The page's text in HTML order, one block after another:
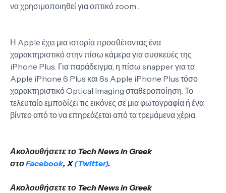
να χρησιμοποιηθεί για οπτικό zoom .
Η Apple έχει μια ιστορία προσθέτοντας ένα
χαρακτηριστικό στην πίσω κάμερα για συσκευές της
iPhone Plus. Για παράδειγμα, η πίσω snapper για τα
Apple iPhone 6 Plus και 6s Apple iPhone Plus τόσο
χαρακτηριστικό Optical Imaging σταθεροποίηση. Το
τελευταίο εμποδίζει τις εικόνες σε μια φωτογραφία ή ένα
βίντεο από το να επηρεάζεται από τα τρεμάμενα χέρια.
Ακολουθήσετε το Tech News in Greek
στοFacebook, X(Twitter).
Ακολουθήσετε το Tech News in Greek